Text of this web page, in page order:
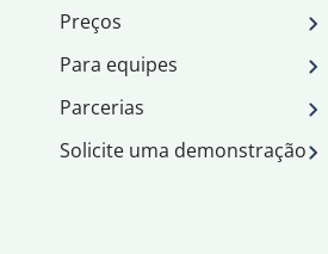
Preços
Para equipes
Parcerias
Solicite uma demonstração